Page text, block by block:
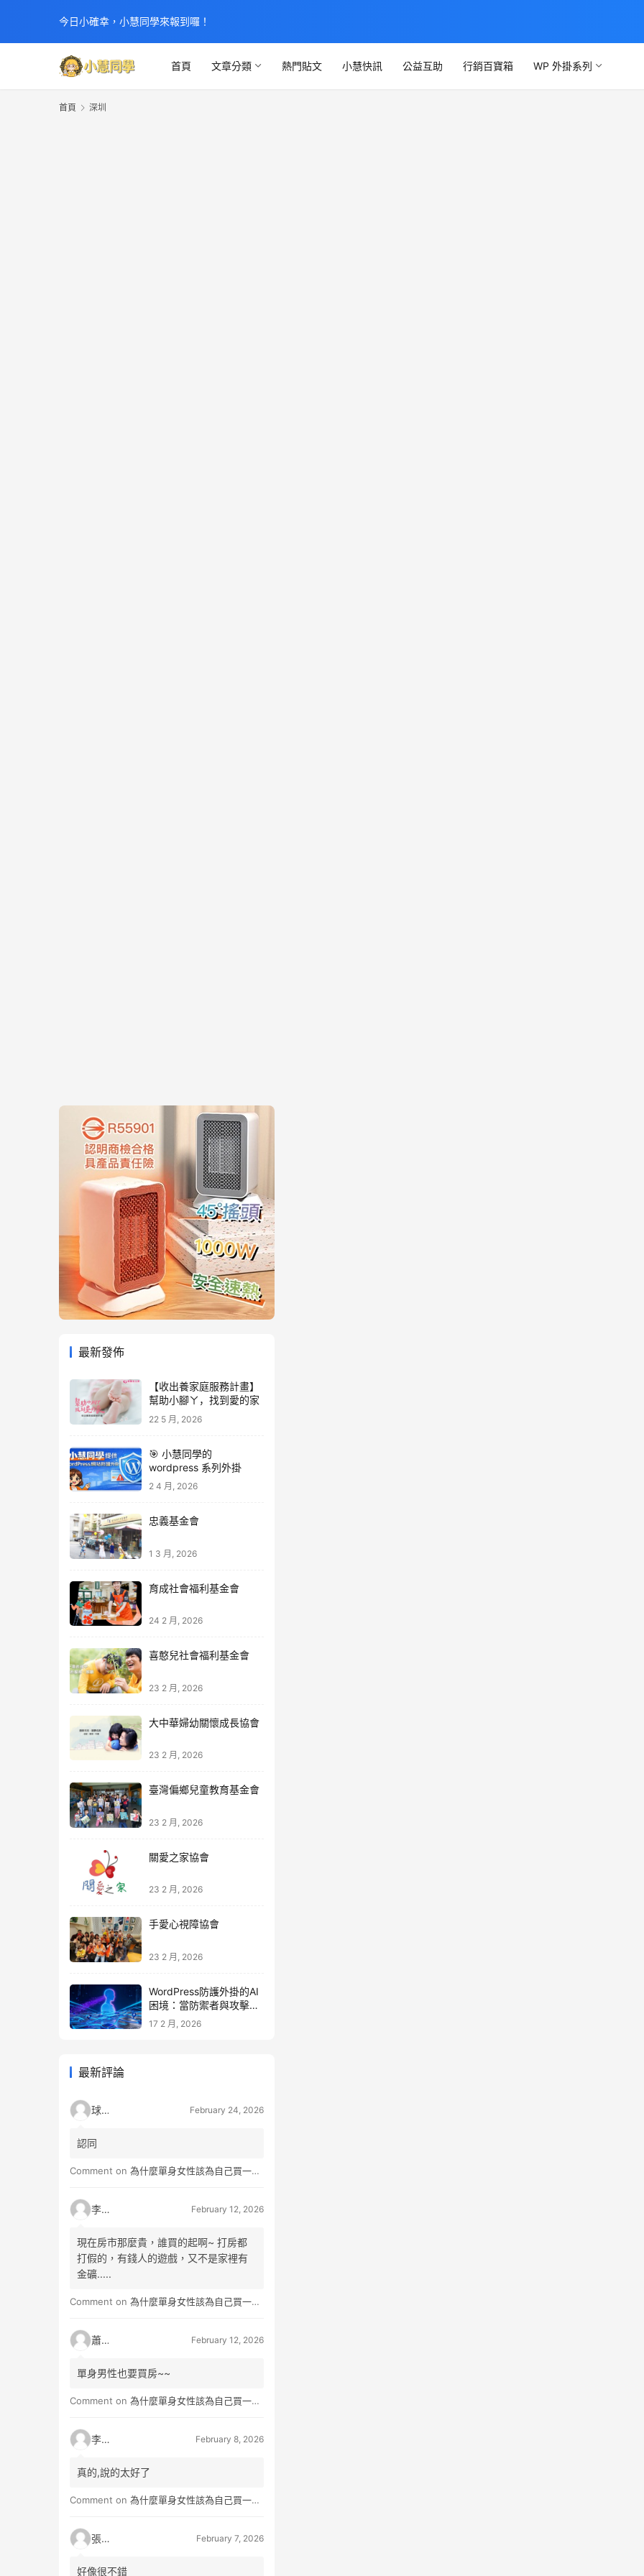
今日小確幸，小慧同學來報到囉！
首頁 文章分類 熱門貼文 小慧快訊 公益互助 行銷百寶箱 WP 外掛系列
首頁 深圳
最新發佈
【收出養家庭服務計畫】
幫助小腳ㄚ，找到愛的家
22 5 月, 2026
🎯 小慧同學的
wordpress 系列外掛
2 4 月, 2026
忠義基金會
1 3 月, 2026
育成社會福利基金會
24 2 月, 2026
喜憨兒社會福利基金會
23 2 月, 2026
大中華婦幼關懷成長協會
23 2 月, 2026
臺灣偏鄉兒童教育基金會
23 2 月, 2026
關愛之家協會
23 2 月, 2026
手愛心視障協會
23 2 月, 2026
WordPress防護外掛的AI
困境：當防禦者與攻擊者
同時升級
17 2 月, 2026
最新評論
球球 February 24, 2026
認同
Comment on 為什麼單身女性該為自己買一間房？不只為了棲身，更是為人生買一份「選擇權」
李小松 February 12, 2026
現在房市那麼貴，誰買的起啊~ 打房都
打假的，有錢人的遊戲，又不是家裡有
金礦.....
Comment on 為什麼單身女性該為自己買一間房？不只為了棲身，更是為人生買一份「選擇權」
蕭雨 February 12, 2026
單身男性也要買房~~
Comment on 為什麼單身女性該為自己買一間房？不只為了棲身，更是為人生買一份「選擇權」
李小真 February 8, 2026
真的,說的太好了
Comment on 為什麼單身女性該為自己買一間房？不只為了棲身，更是為人生買一份「選擇權」
張小玉 February 7, 2026
好像很不錯